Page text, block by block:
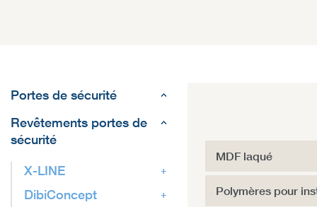
Portes de sécurité
Revêtements portes de
sécurité
X-LINE
DibiConcept
MDF laqué
Polymères pour